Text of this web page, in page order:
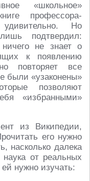
«школьное»
профессора-
Но
подтвердил:
не знает о
к появлению
повторяет все
были «узаконены»
позволяют
«избранными»
из Википедии,
его нужно
насколько далека
от реальных
нужно изучать: